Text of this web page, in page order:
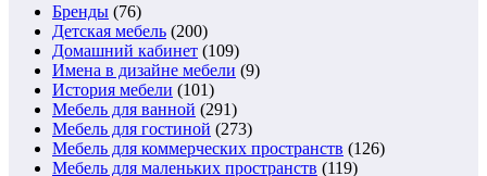
Бренды (76)
Детская мебель (200)
Домашний кабинет (109)
Имена в дизайне мебели (9)
История мебели (101)
Мебель для ванной (291)
Мебель для гостиной (273)
Мебель для коммерческих пространств (126)
Мебель для маленьких пространств (119)